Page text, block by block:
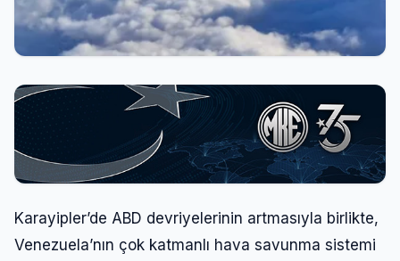
Karayipler’de ABD devriyelerinin artmasıyla birlikte,
Venezuela’nın çok katmanlı hava savunma sistemi